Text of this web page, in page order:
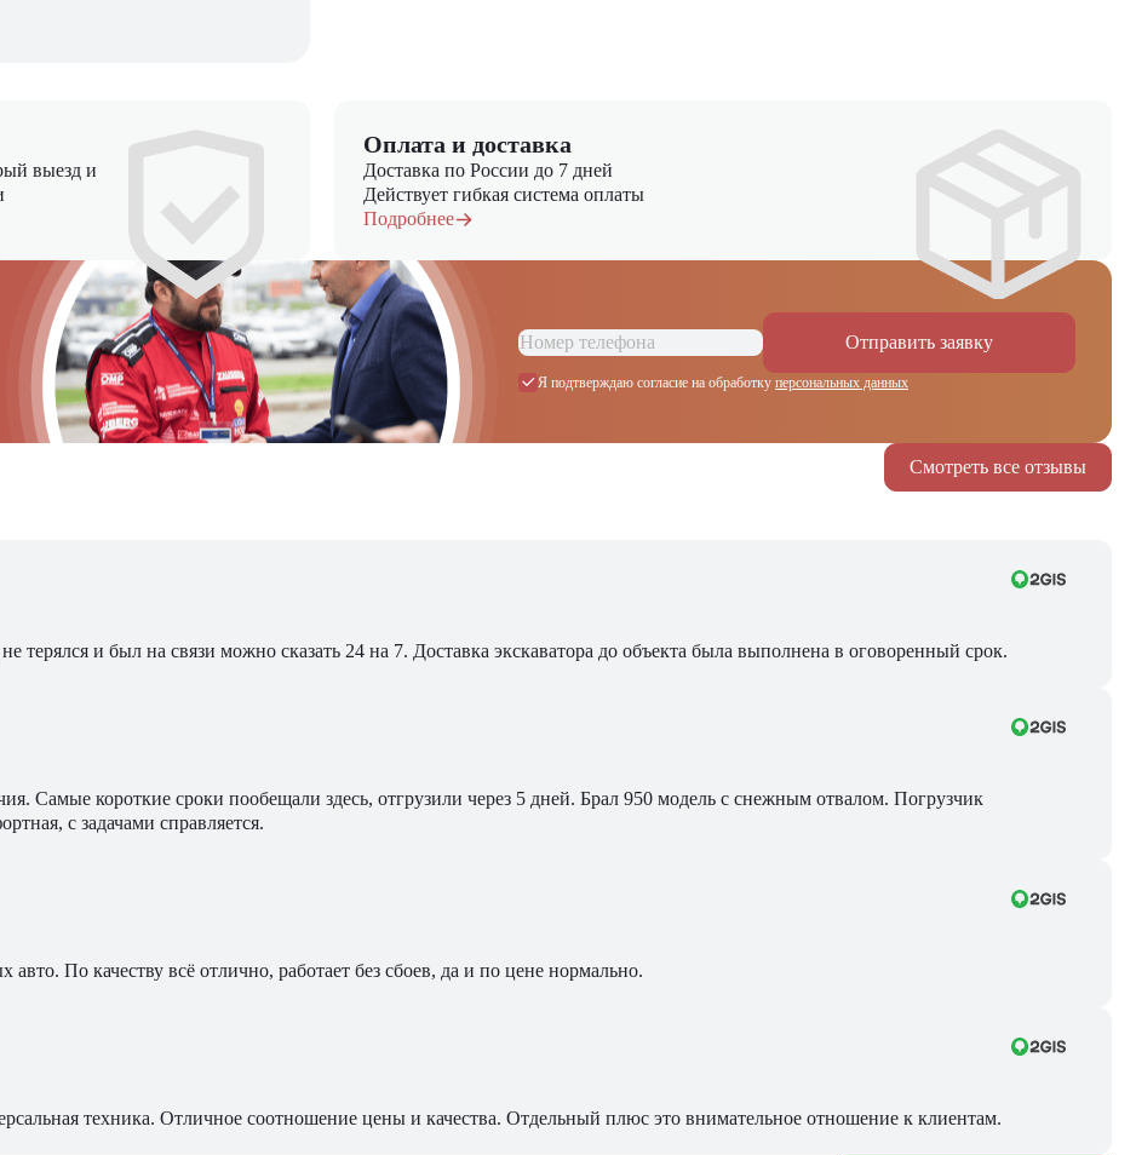
выезд и
Оплата и доставка
Доставка по России до 7 дней
Действует гибкая система оплаты
Подробнее
Отправить заявку
Я подтверждаю согласие на обработку персональных данных
Смотреть все отзывы
терялся и был на связи можно сказать 24 на 7. Доставка экскаватора до объекта была выполнена в оговоренный срок.
Самые короткие сроки пообещали здесь, отгрузили через 5 дней. Брал 950 модель с снежным отвалом. Погрузчик
с задачами справляется.
По качеству всё отлично, работает без сбоев, да и по цене нормально.
техника. Отличное соотношение цены и качества. Отдельный плюс это внимательное отношение к клиентам.